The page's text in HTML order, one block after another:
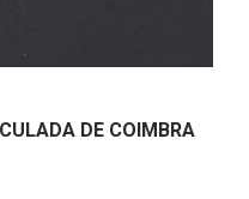
DE COIMBRA